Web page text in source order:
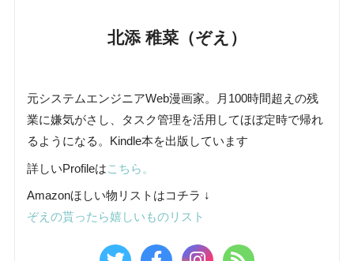
北添 稚菜（ぞえ）
元システムエンジニアWeb漫画家。月100時間超えの残
業に嫌気がさし、タスク管理を活用してほぼ定時で帰れ
るようになる。Kindle本を出版しています
詳しいProfileはこちら。
Amazonほしい物リストはコチラ ↓
ぞえの貰ったら嬉しいものリスト